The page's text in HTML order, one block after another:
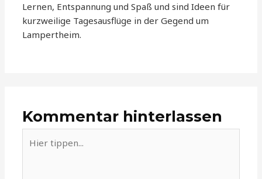
Lernen, Entspannung und Spaß und sind Ideen für
kurzweilige Tagesausflüge in der Gegend um
Lampertheim.
Kommentar hinterlassen
tippen...